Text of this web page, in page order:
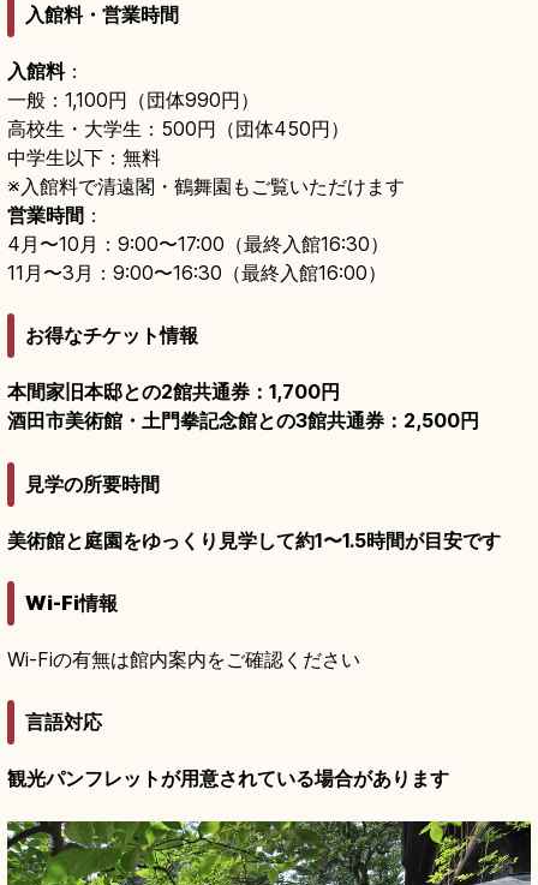
入館料・営業時間
入館料：
一般：1,100円（団体990円）
高校生・大学生：500円（団体450円）
中学生以下：無料
※入館料で清遠閣・鶴舞園もご覧いただけます
営業時間 ：
4月〜10月：9:00〜17:00（最終入館16:30）
11月〜3月：9:00〜16:30（最終入館16:00）
お得なチケット情報
本間家旧本邸との2館共通券：1,700円
酒田市美術館・土門拳記念館との3館共通券：2,500円
見学の所要時間
美術館と庭園をゆっくり見学して約1〜1.5時間が目安です
Wi-Fi情報
Wi-Fiの有無は館内案内をご確認ください
言語対応
観光パンフレットが用意されている場合があります